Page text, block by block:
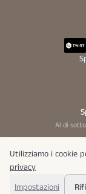
Al di
© 2026
Utilizziamo i cookie
privacy
Impostazioni